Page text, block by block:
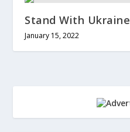
Stand With Ukraine
January 15, 2022